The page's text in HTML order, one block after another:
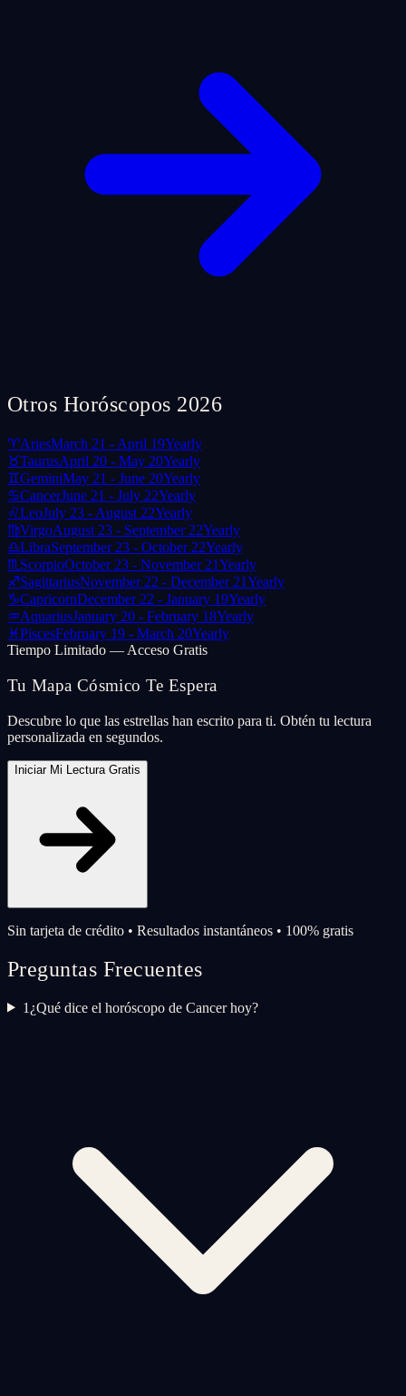
Otros Horóscopos 2026
♈AriesMarch 21 - April 19Yearly
♉TaurusApril 20 - May 20Yearly
♊GeminiMay 21 - June 20Yearly
♋CancerJune 21 - July 22Yearly
♌LeoJuly 23 - August 22Yearly
♍VirgoAugust 23 - September 22Yearly
♎LibraSeptember 23 - October 22Yearly
♏ ScorpioOctober 23 - November 21Yearly
♐SagittariusNovember 22 - December 21Yearly
♑CapricornDecember 22 - January 19Yearly
♒AquariusJanuary 20 - February 18Yearly
♓PiscesFebruary 19 - March 20Yearly
Tiempo Limitado — Acceso Gratis
Tu Mapa Cósmico Te Espera
Descubre lo que las estrellas han escrito para ti. Obtén tu lectura
personalizada en segundos.
Iniciar Mi Lectura Gratis
Sin tarjeta de crédito • Resultados instantáneos • 100% gratis
Preguntas Frecuentes
1 ¿Qué dice el horóscopo de Cancer hoy?